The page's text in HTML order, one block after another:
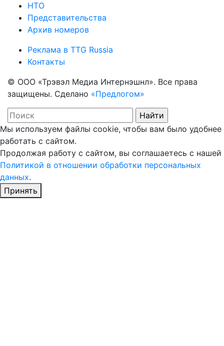
НТО
Представительства
Архив номеров
Реклама в TTG Russia
Контакты
© ООО «Трэвэл Медиа Интернэшнл». Все права
защищены. Сделано «Предлогом»
Мы используем файлы cookie, чтобы вам было удобнее
работать с сайтом.
Продолжая работу с сайтом, вы соглашаетесь с нашей
Политикой в отношении обработки персональных
данных.
Принять